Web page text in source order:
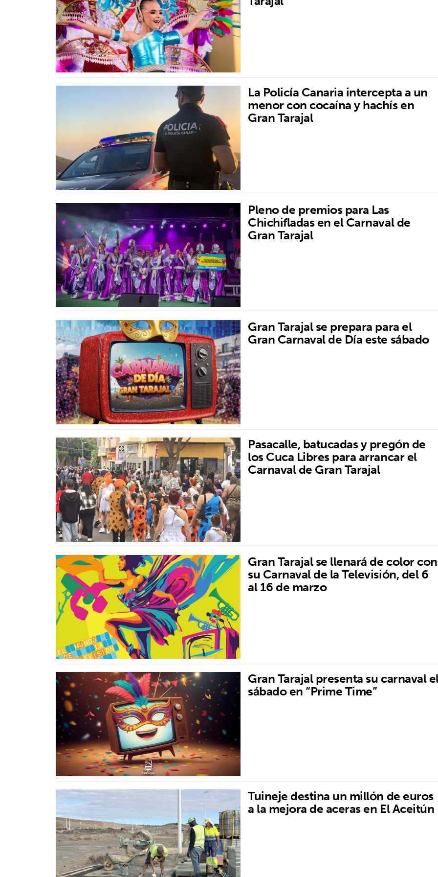
La Policía Canaria intercepta a un
menor con cocaína y hachís en
Gran Tarajal
Pleno de premios para Las
Chichifladas en el Carnaval de
Gran Tarajal
Gran Tarajal se prepara para el
Gran Carnaval de Día este sábado
Pasacalle, batucadas y pregón de
los Cuca Libres para arrancar el
Carnaval de Gran Tarajal
Gran Tarajal se llenará de color con
su Carnaval de la Televisión, del 6
al 16 de marzo
Gran Tarajal presenta su carnaval
sábado en “Prime Time”
Tuineje destina un millón de euros
a la mejora de aceras en El Aceitún